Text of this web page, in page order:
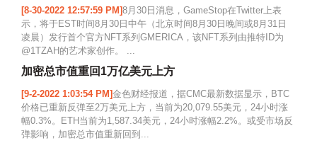
[8-30-2022 12:57:59 PM]8月30日消息，GameStop在Twitter上表
示，将于EST时间8月30日中午（北京时间8月30日晚间或8月31日
凌晨）发行首个官方NFT系列GMERICA，该NFT系列由推特ID为
@1TZAH的艺术家创作。 ...
加密总市值重回1万亿美元上方
[9-2-2022 1:03:54 PM]金色财经报道，据CMC最新数据显示，BTC
价格已重新反弹至2万美元上方，当前为20,079.55美元，24小时涨
幅0.3%。ETH当前为1,587.34美元，24小时涨幅2.2%。或受市场反
弹影响，加密总市值重新回到...